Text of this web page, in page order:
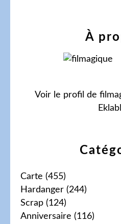
Carte (455)
Hardanger (244)
Scrap (124)
Anniversaire (116)
À
Voir le profil de